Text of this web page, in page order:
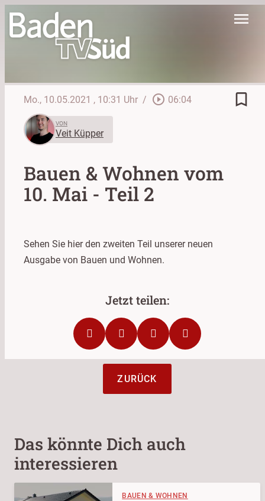
menu
Mo., 10.05.2021 , 10:31 Uhr / play_circle_outline 06:04 bookmark_border
VON
Veit Küpper
Bauen & Wohnen vom
10. Mai - Teil 2
Sehen Sie hier den zweiten Teil unserer neuen
Ausgabe von Bauen und Wohnen.
ZURÜCK
Das könnte Dich auch
interessieren
BAUEN & WOHNEN